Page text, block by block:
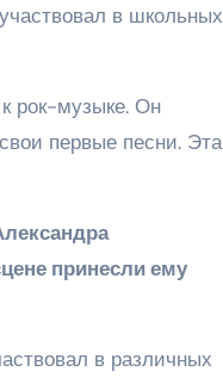
в школьных
рок-музыке. Он
первые песни. Эта
принесли ему
в различных